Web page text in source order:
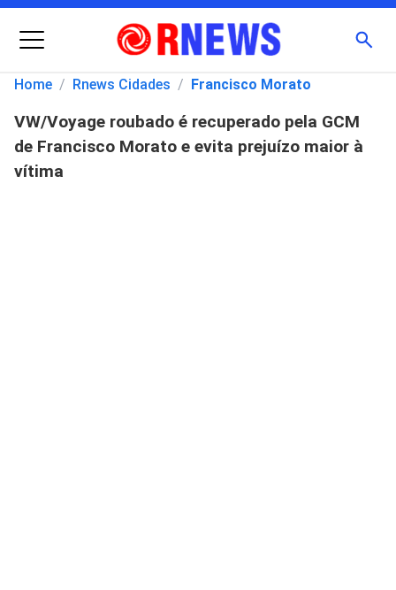
Menu
Pesquisar
por:
Home / Rnews Cidades / Francisco Morato
VW/Voyage roubado é recuperado pela GCM
de Francisco Morato e evita prejuízo maior à
vítima